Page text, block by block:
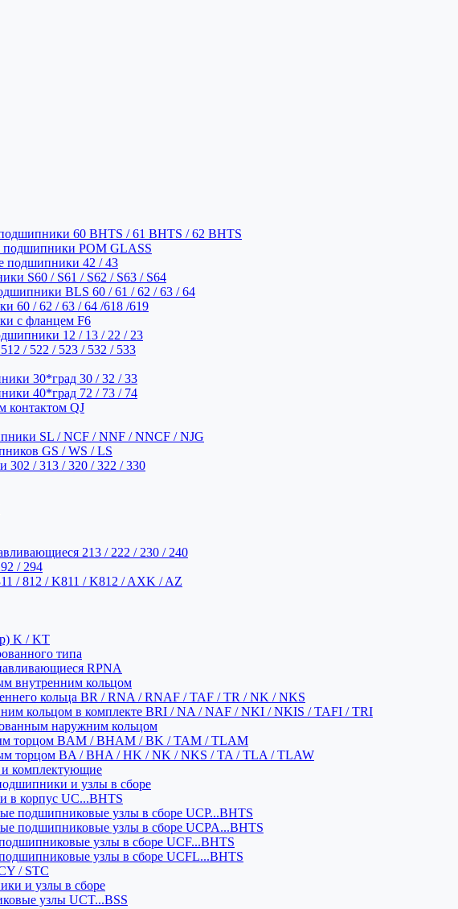
60 BHTS / 61 BHTS / 62 BHTS
подшипники POM GLASS
подшипники 42 / 43
S60 / S61 / S62 / S63 / S64
BLS 60 / 61 / 62 / 63 / 64
60 / 62 / 63 / 64 /618 /619
с фланцем F6
12 / 13 / 22 / 23
/ 522 / 523 / 532 / 533
30*град 30 / 32 / 33
40*град 72 / 73 / 74
контактом QJ
SL / NCF / NNF / NNCF / NJG
GS / WS / LS
302 / 313 / 320 / 322 / 330
213 / 222 / 230 / 240
/ 294
/ 812 / K811 / K812 / AXK / AZ
K / KT
типа
RPNA
внутренним кольцом
кольца BR / RNA / RNAF / TAF / TR / NK / NKS
кольцом в комплекте BRI / NA / NAF / NKI / NKIS / TAFI / TRI
наружним кольцом
торцом BAM / BHAM / BK / TAM / TLAM
торцом BA / BHA / HK / NK / NKS / TA / TLA / TLAW
комплектующие
и узлы в сборе
в корпус UC...BHTS
подшипниковые узлы в сборе UCP...BHTS
подшипниковые узлы в сборе UCPA...BHTS
узлы в сборе UCF...BHTS
узлы в сборе UCFL...BHTS
/ STC
и узлы в сборе
узлы UCT...BSS